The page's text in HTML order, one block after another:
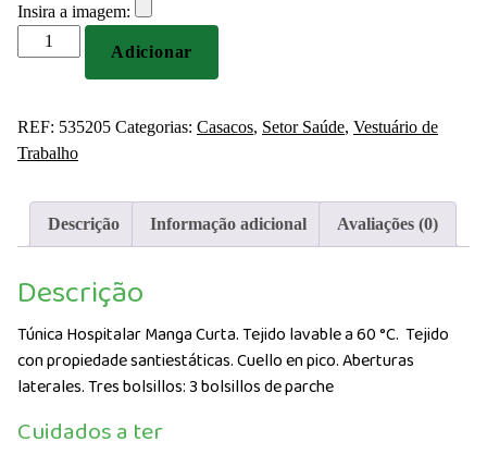
Insira a imagem:
Quantidade
de
Curta
Adicionar
REF: 535205 Categorias: Casacos, Setor Saúde, Vestuário de
Trabalho
Descrição Informação adicional Avaliações (0)
Descrição
Túnica Hospitalar Manga Curta. Tejido lavable a 60 °C. Tejido
con propiedade santiestáticas. Cuello en pico. Aberturas
laterales. Tres bolsillos: 3 bolsillos de parche
Cuidados a ter